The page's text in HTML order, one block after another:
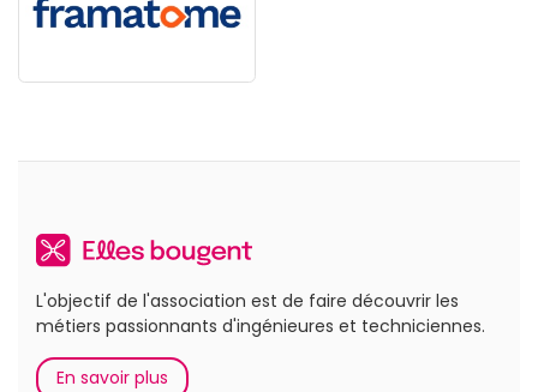
L'objectif de l'association est de faire découvrir les
métiers passionnants d'ingénieures et techniciennes.
En savoir plus